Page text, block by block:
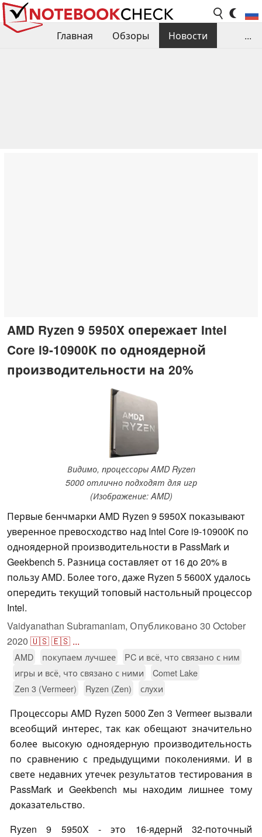
Главная Обзоры
Новости
...
AMD Ryzen 9 5950X опережает Intel
Core i9-10900K по одноядерной
производительности на 20%
Видимо, процессоры AMD Ryzen
5000 отлично подходят для игр
(Изображение: AMD)
Первые бенчмарки AMD Ryzen 9 5950X показывают
уверенное превосходство над Intel Core i9-10900K по
одноядерной производительности в PassMark и
Geekbench 5. Разница составляет от 16 до 20% в
пользу AMD. Более того, даже Ryzen 5 5600X удалось
опередить текущий топовый настольный процессор
Intel.
Vaidyanathan Subramaniam, Опубликовано 30 October
2020 🇺🇸🇪🇸 ...
AMD покупаем лучшее
PC и всё, что связано с ним
игры и всё, что связано с ними
Comet Lake
Zen 3 (Vermeer)
Ryzen (Zen) слухи
Процессоры AMD Ryzen 5000 Zen 3 Vermeer вызвали
всеобщий интерес, так как обещают значительно
более высокую одноядерную производительность
по сравнению с предыдущими поколениями. И в
свете недавних утечек результатов тестирования в
PassMark и Geekbench мы находим лишнее тому
доказательство.
Ryzen 9 5950X - это 16-ядернй 32-поточный